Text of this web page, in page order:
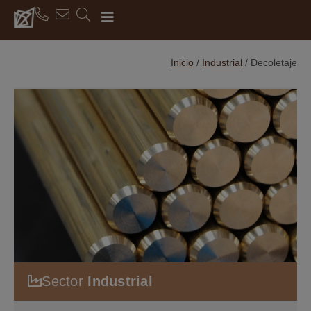
Inicio / Industrial / Decoletaje
Sector Industrial